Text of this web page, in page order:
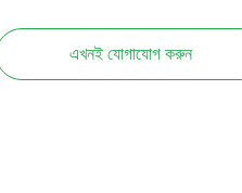
এখনই যোগাযোগ করুন